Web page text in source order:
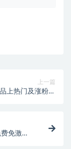
上一篇
上热门及涨粉技
免激